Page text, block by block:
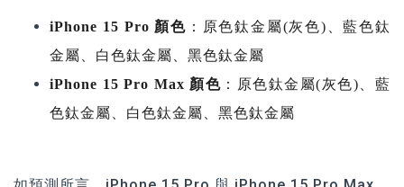
iPhone 15 Pro 顏色 ：原色鈦金屬(灰色)、藍色鈦
金屬、白色鈦金屬、黑色鈦金屬
iPhone 15Pro Max 顏色 ：
原色鈦金屬(灰色)、藍
色鈦金屬、白色鈦金屬、黑色鈦金屬